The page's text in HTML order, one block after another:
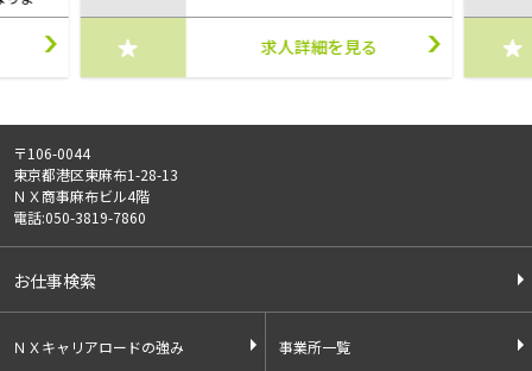
求人詳細を見る
〒106-0044
東京都港区東麻布1-28-13
ＮＸ商事麻布ビル4階
電話:050-3819-7860
お仕事検索
ＮＸキャリアロードの強み 事業所一覧